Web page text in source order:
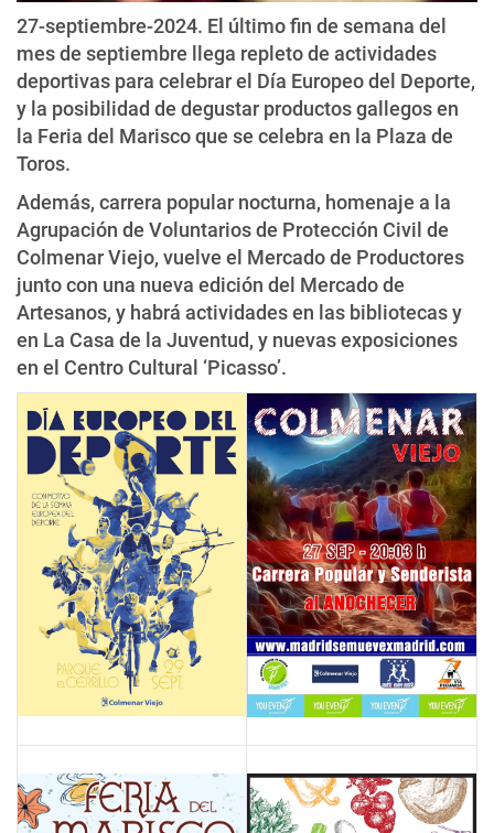
27-septiembre-2024. El último fin de semana del
mes de septiembre llega repleto de actividades
deportivas para celebrar el Día Europeo del Deporte,
y la posibilidad de degustar productos gallegos en
la Feria del Marisco que se celebra en la Plaza de
Toros.
Además, carrera popular nocturna, homenaje a la
Agrupación de Voluntarios de Protección Civil de
Colmenar Viejo, vuelve el Mercado de Productores
junto con una nueva edición del Mercado de
Artesanos, y habrá actividades en las bibliotecas y
en La Casa de la Juventud, y nuevas exposiciones
en el Centro Cultural ‘Picasso’.